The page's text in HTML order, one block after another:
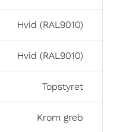
Hvid (RAL9010)
Hvid (RAL9010)
Topstyret
Krom greb